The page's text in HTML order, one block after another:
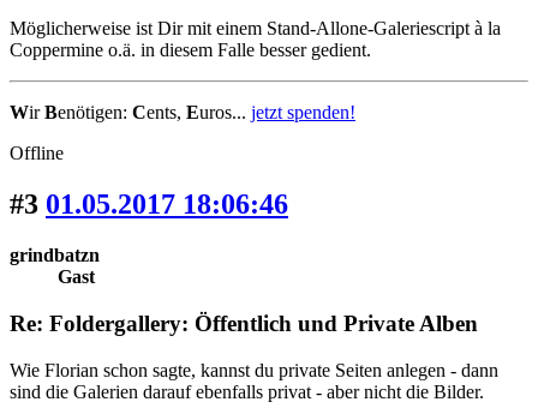
Möglicherweise ist Dir mit einem Stand-Allone-Galeriescript à la
Coppermine o.ä. in diesem Falle besser gedient.
WirBenötigen: Cents, Euros... jetzt spenden!
Offline
#3 01.05.2017 18:06:46
grindbatzn
Gast
Re: Foldergallery: Öffentlich und Private Alben
Wie Florian schon sagte, kannst du private Seiten anlegen - dann
sind die Galerien darauf ebenfalls privat - aber nicht die Bilder.